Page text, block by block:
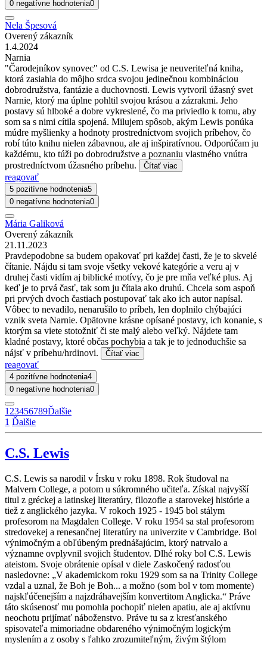
0 negatívne hodnotenia0
Nela Špesová
Overený zákazník
1.4.2024
Narnia
"Čarodejníkov synovec" od C.S. Lewisa je neuveriteľná kniha,
ktorá zasiahla do môjho srdca svojou jedinečnou kombináciou
dobrodružstva, fantázie a duchovnosti. Lewis vytvoril úžasný svet
Narnie, ktorý ma úplne pohltil svojou krásou a zázrakmi. Jeho
postavy sú hlboké a dobre vykreslené, čo ma priviedlo k tomu, aby
som sa s nimi cítila spojená. Milujem spôsob, akým Lewis ponúka
múdre myšlienky a hodnoty prostredníctvom svojich príbehov, čo
robí túto knihu nielen zábavnou, ale aj inšpiratívnou. Odporúčam ju
každému, kto túži po dobrodružstve a poznaniu vlastného vnútra
prostredníctvom úžasného príbehu.
Čítať viac
reagovať
5 pozitívne hodnotenia5
0 negatívne hodnotenia0
Mária Galiková
Overený zákazník
21.11.2023
Pravdepodobne sa budem opakovať pri každej časti, že je to skvelé
čítanie. Nájdu si tam svoje všetky vekové kategórie a veru aj v
druhej časti vidím aj biblické motívy, čo je pre mňa veľké plus. Aj
keď je to prvá časť, tak som ju čítala ako druhú. Chcela som aspoň
pri prvých dvoch častiach postupovať tak ako ich autor napísal.
Vôbec to nevadilo, nenarušilo to príbeh, len doplnilo chýbajúci
vznik sveta Narnie. Opätovne krásne opísané postavy, ich konanie, s
ktorým sa viete stotožniť či ste malý alebo veľký. Nájdete tam
kladné postavy, ktoré občas pochybia a tak je to jednoduchšie sa
nájsť v príbehu/hrdinovi.
Čítať viac
reagovať
4 pozitívne hodnotenia4
0 negatívne hodnotenia0
1 23456789Ďalšie
1 Ďalšie
C.S. Lewis
C.S. Lewis sa narodil v Írsku v roku 1898. Rok študoval na
Malvern College, a potom u súkromného učiteľa. Získal najvyšší
titul z gréckej a latinskej literatúry, filozofie a starovekej histórie a
tiež z anglického jazyka. V rokoch 1925 - 1945 bol stálym
profesorom na Magdalen College. V roku 1954 sa stal profesorom
stredovekej a renesančnej literatúry na univerzite v Cambridge. Bol
výnimočným a obľúbeným prednášajúcim, ktorý natrvalo a
významne ovplyvnil svojich študentov. Dlhé roky bol C.S. Lewis
ateistom. Svoje obrátenie opísal v diele Zaskočený radosťou
nasledovne: „V akademickom roku 1929 som sa na Trinity College
vzdal a uznal, že Boh je Boh... a možno (som bol v tom momente)
najskľúčenejším a najzdráhavejším konvertitom Anglicka.“ Práve
táto skúsenosť mu pomohla pochopiť nielen apatiu, ale aj aktívnu
neochotu prijímať náboženstvo. Práve tu sa z kresťanského
spisovateľa mimoriadne obdareného výnimočným logickým
myslením a z osoby s ľahko zrozumiteľným, živým štýlom